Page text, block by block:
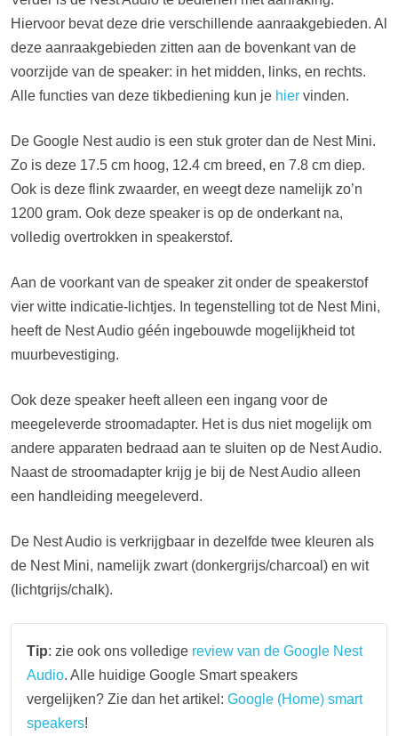
Hiervoor bevat deze drie verschillende aanraakgebieden. Al
deze aanraakgebieden zitten aan de bovenkant van de
voorzijde van de speaker: in het midden, links, en rechts.
Alle functies van deze tikbediening kun je hier vinden.
De Google Nest audio is een stuk groter dan de Nest Mini.
Zo is deze 17.5 cm hoog, 12.4 cm breed, en 7.8 cm diep.
Ook is deze flink zwaarder, en weegt deze namelijk zo’n
1200 gram. Ook deze speaker is op de onderkant na,
volledig overtrokken in speakerstof.
Aan de voorkant van de speaker zit onder de speakerstof
vier witte indicatie-lichtjes. In tegenstelling tot de Nest Mini,
heeft de Nest Audio géén ingebouwde mogelijkheid tot
muurbevestiging.
Ook deze speaker heeft alleen een ingang voor de
meegeleverde stroomadapter. Het is dus niet mogelijk om
andere apparaten bedraad aan te sluiten op de Nest Audio.
Naast de stroomadapter krijg je bij de Nest Audio alleen
een handleiding meegeleverd.
De Nest Audio is verkrijgbaar in dezelfde twee kleuren als
de Nest Mini, namelijk zwart (donkergrijs/charcoal) en wit
(lichtgrijs/chalk).
Tip: zie ook ons volledige review van de Google Nest
Audio. Alle huidige Google Smart speakers
vergelijken? Zie dan het artikel: Google (Home) smart
speakers!